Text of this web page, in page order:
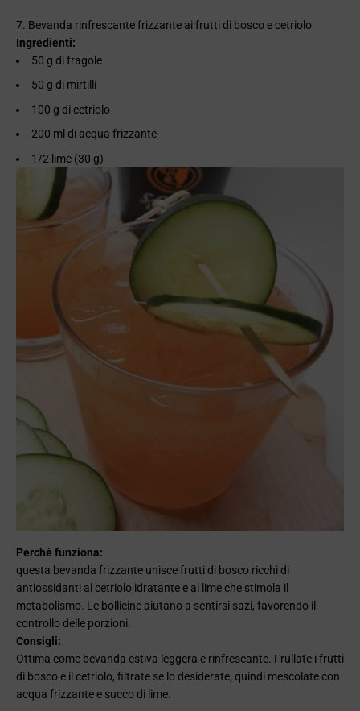
7. Bevanda rinfrescante frizzante ai frutti di bosco e cetriolo
Ingredienti:
50 g di fragole
50 g di mirtilli
100 g di cetriolo
200 ml di acqua frizzante
1/2 lime (30 g)
Perché funziona:
questa bevanda frizzante unisce frutti di bosco ricchi di
antiossidanti al cetriolo idratante e al lime che stimola il
metabolismo. Le bollicine aiutano a sentirsi sazi, favorendo il
controllo delle porzioni.
Consigli:
Ottima come bevanda estiva leggera e rinfrescante. Frullate i frutti
di bosco e il cetriolo, filtrate se lo desiderate, quindi mescolate con
acqua frizzante e succo di lime.